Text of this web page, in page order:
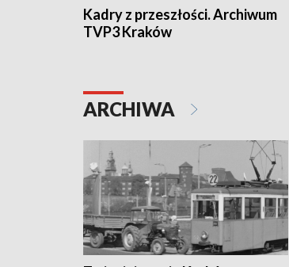
Kadry z przeszłości. Archiwum
TVP3 Kraków
ARCHIWA